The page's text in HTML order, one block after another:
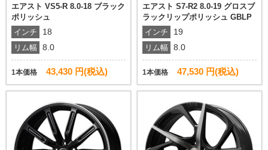
エアスト VS5-R 8.0-18 ブラック
ポリッシュ
インチ
18
リム幅 8.0
1本価格 43,430 円(税込)
エアスト S7-R2 8.0-19 グロスブ
ラックリップポリッシュ GBLP
インチ
19
リム幅 8.0
1本価格 47,530 円(税込)